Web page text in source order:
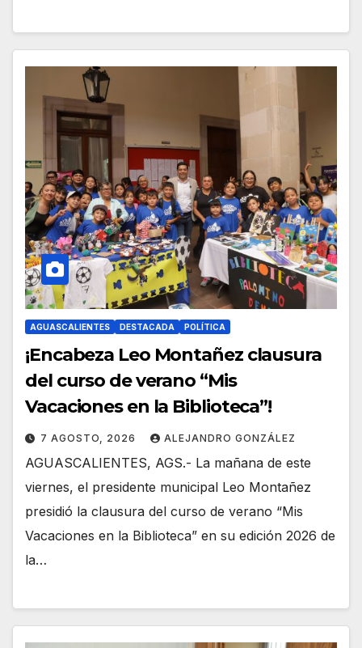
AGUASCALIENTES DESTACADA POLÍTICA
¡Encabeza Leo Montañez clausura
del curso de verano “Mis
Vacaciones en la Biblioteca”!
7 AGOSTO, 2026 ALEJANDRO GONZÁLEZ
AGUASCALIENTES, AGS.- La mañana de este
viernes, el presidente municipal Leo Montañez
presidió la clausura del curso de verano “Mis
Vacaciones en la Biblioteca” en su edición 2026 de
la…